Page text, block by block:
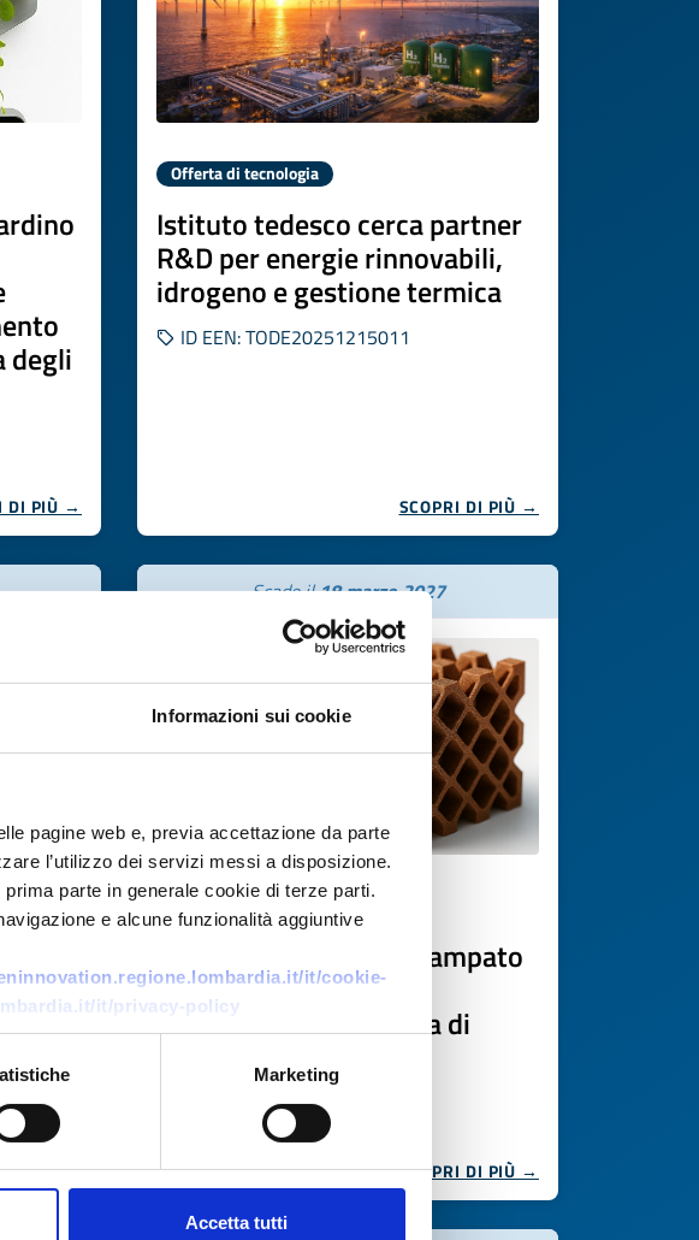
Informazioni sui cookie
pagine web e, previa accettazione da parte
l’utilizzo dei servizi messi a disposizione.
parte in generale cookie di terze parti.
e alcune funzionalità aggiuntive
it/cookie-
it/privacy-policy
Marketing
Accetta tutti
degli
DI PIÙ →
Offerta di tecnologia
Istituto tedesco cerca partner
R&D per energie rinnovabili,
idrogeno e gestione termica
ID EEN: TODE20251215011
SCOPRI DI PIÙ →
DI PIÙ →
Scade il18 marzo 2027
Catalizzatore Cu-Ce stampato
in 3D per purificazione
idrogeno verde: offerta di
cooperazione
ID EEN: TOES20260225024
SCOPRI DI PIÙ →